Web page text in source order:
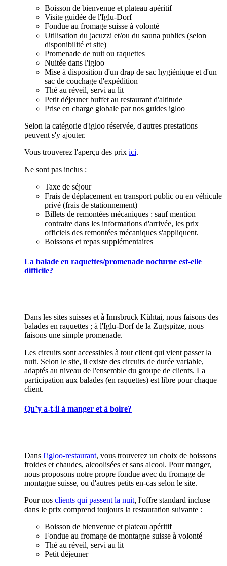
Boisson de bienvenue et plateau apéritif
Visite guidée de l'Iglu-Dorf
Fondue au fromage suisse à volonté
Utilisation du jacuzzi et/ou du sauna publics (selon
disponibilité et site)
Promenade de nuit ou raquettes
Nuitée dans l'igloo
Mise à disposition d'un drap de sac hygiénique et d'un
sac de couchage d'expédition
Thé au réveil, servi au lit
Petit déjeuner buffet au restaurant d'altitude
Prise en charge globale par nos guides igloo
Selon la catégorie d'igloo réservée, d'autres prestations
peuvent s'y ajouter.
Vous trouverez l'aperçu des prix ici.
Ne sont pas inclus :
Taxe de séjour
Frais de déplacement en transport public ou en véhicule
privé (frais de stationnement)
Billets de remontées mécaniques : sauf mention
contraire dans les informations d'arrivée, les prix
officiels des remontées mécaniques s'appliquent.
Boissons et repas supplémentaires
La balade en raquettes/promenade nocturne est-elle
difficile?
Dans les sites suisses et à Innsbruck Kühtai, nous faisons des
balades en raquettes ; à l'Iglu-Dorf de la Zugspitze, nous
faisons une simple promenade.
Les circuits sont accessibles à tout client qui vient passer la
nuit. Selon le site, il existe des circuits de durée variable,
adaptés au niveau de l'ensemble du groupe de clients. La
participation aux balades (en raquettes) est libre pour chaque
client.
Qu’y a-t-il à manger et à boire?
Dans l'igloo-restaurant, vous trouverez un choix de boissons
froides et chaudes, alcoolisées et sans alcool. Pour manger,
nous proposons notre propre fondue avec du fromage de
montagne suisse, ou d'autres petits en-cas selon le site.
Pour nos clients qui passent la nuit, l'offre standard incluse
dans le prix comprend toujours la restauration suivante :
Boisson de bienvenue et plateau apéritif
Fondue au fromage de montagne suisse à volonté
Thé au réveil, servi au lit
Petit déjeuner